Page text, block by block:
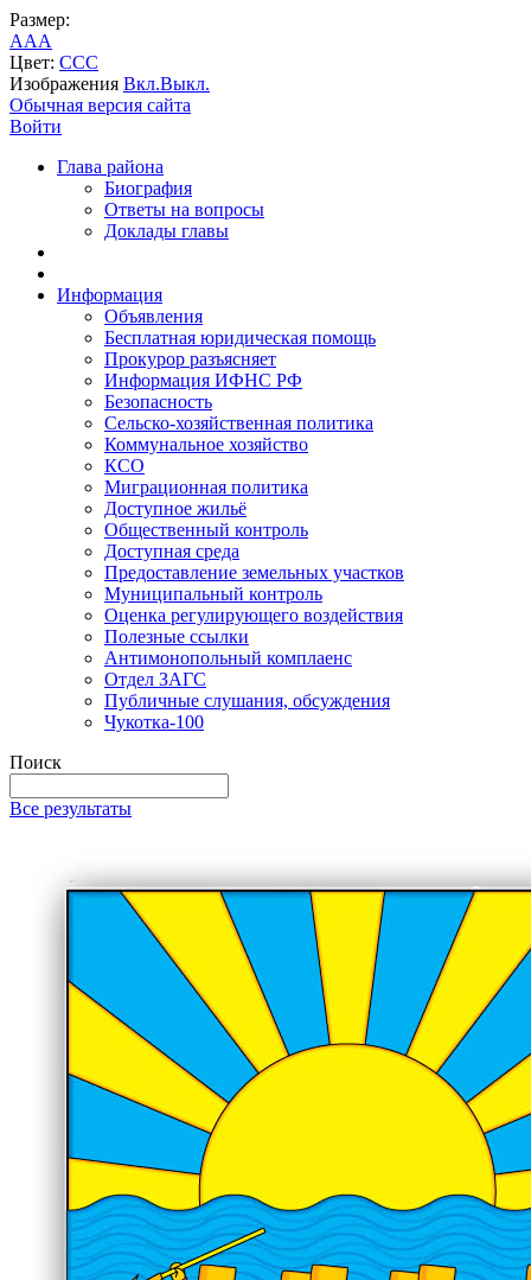
Размер:
AAA
Цвет: CCC
Изображения Вкл.Выкл.
Обычная версия сайта
Войти
Глава района
Биография
Ответы на вопросы
Доклады главы
Информация
Объявления
Бесплатная юридическая помощь
Прокурор разъясняет
Информация ИФНС РФ
Безопасность
Сельско-хозяйственная политика
Коммунальное хозяйство
КСО
Миграционная политика
Доступное жильё
Общественный контроль
Доступная среда
Предоставление земельных участков
Муниципальный контроль
Оценка регулирующего воздействия
Полезные ссылки
Антимонопольный комплаенс
Отдел ЗАГС
Публичные слушания, обсуждения
Чукотка-100
Поиск
Все результаты